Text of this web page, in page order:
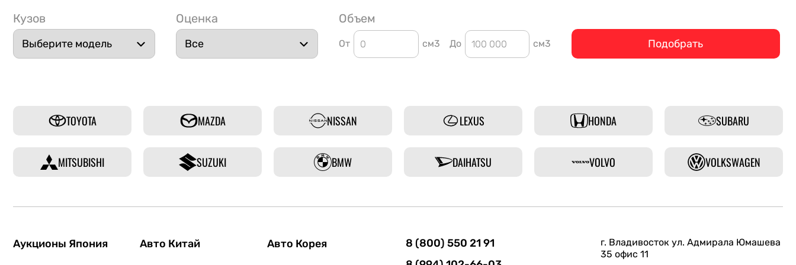
Кузов Оценка Объем
От см3 До см3 Подобрать
TOYOTA MAZDA NISSAN LEXUS HONDA SUBARU
MITSUBISHI SUZUKI BMW DAIHATSU VOLVO VOLKSWAGEN
Аукционы Япония Авто Китай Авто Корея
8 (800) 550 21 91
г. Владивосток ул. Адмирала Юмашева
35 офис 11